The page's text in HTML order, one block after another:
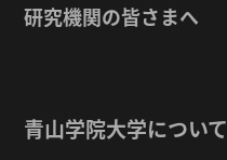
研究機関の皆さまへ
青山学院大学について